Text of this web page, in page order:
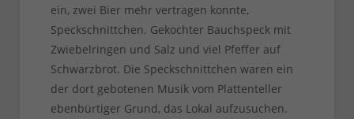
ein, zwei Bier mehr vertragen konnte,
Speckschnittchen. Gekochter Bauchspeck mit
Zwiebelringen und Salz und viel Pfeffer auf
Schwarzbrot. Die Speckschnittchen waren ein
der dort gebotenen Musik vom Plattenteller
ebenbürtiger Grund, das Lokal aufzusuchen.